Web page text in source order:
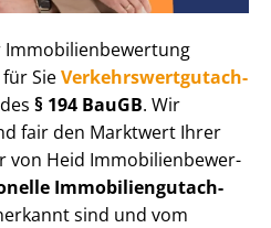
Im­mo­bi­li­en­be­wer­tung
SieVer­kehrs­wert­gut­ach­
§ 194 BauGB. Wir
fair den Marktwert Ihrer
von Heid Im­mo­bi­li­en­be­wer­
Im­mo­bi­li­en­gut­ach­
sind und vom